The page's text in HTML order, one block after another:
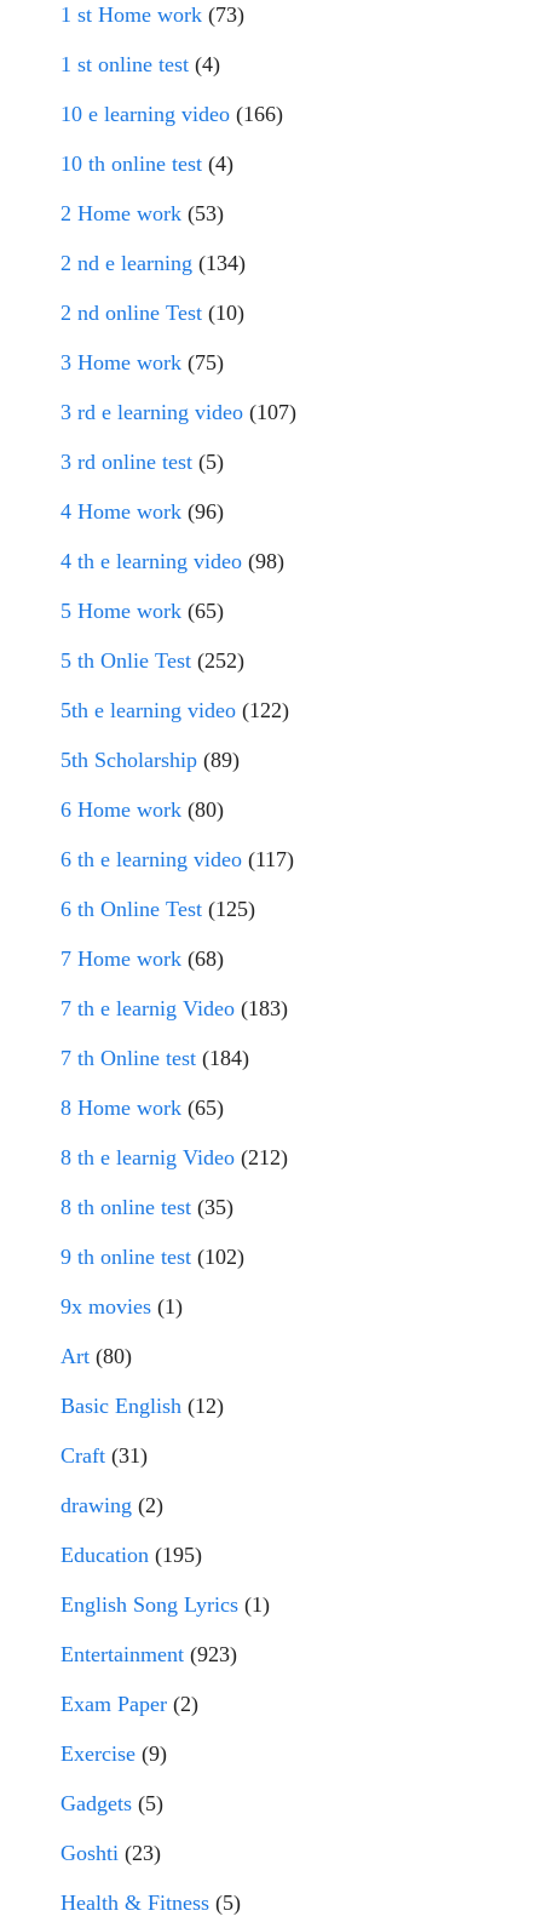
1 st Home work (73)
1 st online test (4)
10 e learning video (166)
10 th online test (4)
2 Home work (53)
2 nd e learning (134)
2 nd online Test (10)
3 Home work (75)
3 rd e learning video (107)
3 rd online test (5)
4 Home work (96)
4 th e learning video (98)
5 Home work (65)
5 th Onlie Test (252)
5th e learning video (122)
5th Scholarship (89)
6 Home work (80)
6 th e learning video (117)
6 th Online Test (125)
7 Home work (68)
7 th e learnig Video (183)
7 th Online test (184)
8 Home work (65)
8 th e learnig Video (212)
8 th online test (35)
9 th online test (102)
9x movies (1)
Art (80)
Basic English (12)
Craft (31)
drawing (2)
Education (195)
English Song Lyrics (1)
Entertainment (923)
Exam Paper (2)
Exercise (9)
Gadgets (5)
Goshti (23)
Health & Fitness (5)